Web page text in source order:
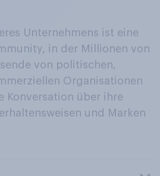
Unternehmens ist eine
in der Millionen von
von politischen,
Organisationen
Konversation über ihre
und Marken